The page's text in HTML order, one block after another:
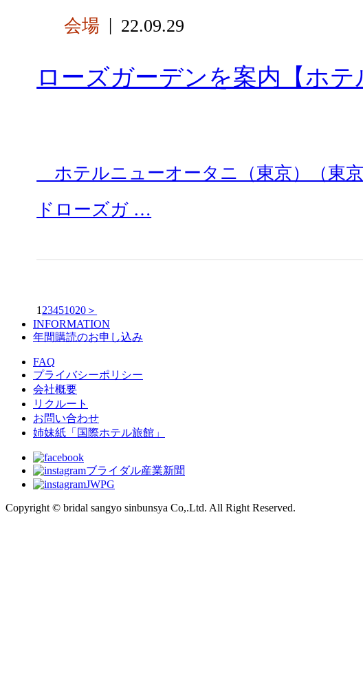
会場 22.09.29
ローズガーデンを案内【ホテ
ホテルニューオータニ（東京）（東
ドローズガ …
1 23451020 ＞
INFORMATION
年間購読のお申し込み
FAQ
プライバシーポリシー
会社概要
リクルート
お問い合わせ
姉妹紙「国際ホテル旅館」
ブライダル産業新聞
JWPG
Copyright © bridal sangyo sinbunsya Co,.Ltd. All Right Reserved.